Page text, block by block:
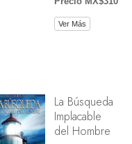
Ver Más
La Búsqueda
Implacable
del Hombre